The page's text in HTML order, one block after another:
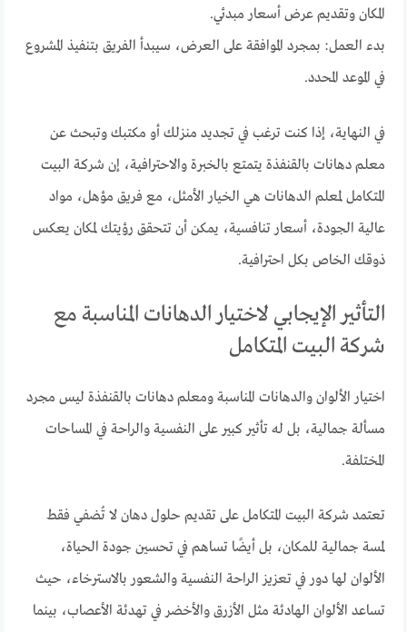
المكان وتقديم عرض أسعار مبدئي.
بدء العمل: بمجرد الموافقة على العرض، سيبدأ الفريق بتنفيذ المشروع
في الموعد المحدد.
في النهاية، إذا كنت ترغب في تجديد منزلك أو مكتبك وتبحث عن
معلم دهانات بالقنفذة يتمتع بالخبرة والاحترافية، إن شركة البيت
المتكامل لمعلم الدهانات هي الخيار الأمثل، مع فريق مؤهل، مواد
عالية الجودة، أسعار تنافسية، يمكن أن تتحقق رؤيتك لمكان يعكس
ذوقك الخاص بكل احترافية.
التأثير الإيجابي لاختيار الدهانات المناسبة مع
شركة البيت المتكامل
اختيار الألوان والدهانات المناسبة ومعلم دهانات بالقنفذة ليس مجرد
مسألة جمالية، بل له تأثير كبير على النفسية والراحة في المساحات
المختلفة.
تعتمد شركة البيت المتكامل على تقديم حلول دهان لا تُضفي فقط
لمسة جمالية للمكان، بل أيضًا تساهم في تحسين جودة الحياة،
الألوان لها دور في تعزيز الراحة النفسية والشعور بالاسترخاء، حيث
تساعد الألوان الهادئة مثل الأزرق والأخضر في تهدئة الأعصاب، بينما